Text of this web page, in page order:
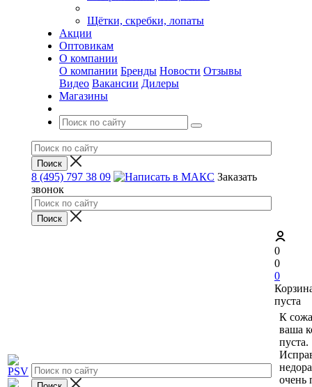
Щётки, скребки, лопаты
Акции
Оптовикам
О компании
О компании Бренды Новости Отзывы
Видео Вакансии Дилеры
Магазины
8 (495) 797 38 09
Заказать
звонок
0
0
0
пуста
К
ваша
пуста.
очень